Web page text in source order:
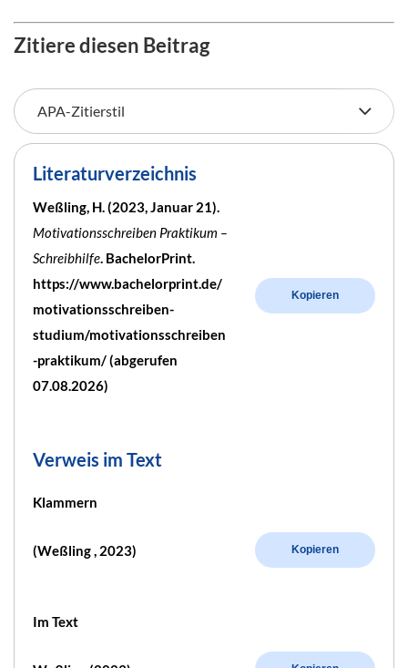
Zitiere diesen Beitrag
Literaturverzeichnis
Weßling, H. (2023, Januar 21).
Motivationsschreiben Praktikum –
Schreibhilfe . BachelorPrint.
https://www.bachelorprint.de/
motivationsschreiben-
studium/motivationsschreiben
-praktikum/ (abgerufen
07.08.2026)
Kopieren
Verweis im Text
Klammern
(Weßling , 2023) Kopieren
Im Text